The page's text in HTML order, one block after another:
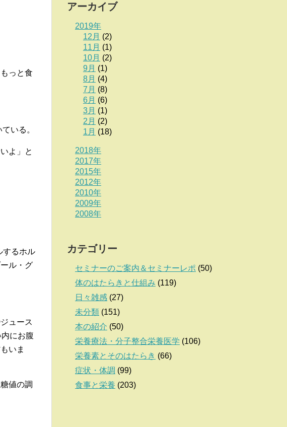
っと食
いる。
よ」と
するホル
ル・グ
ュース
にお腹
いま
値の調
アーカイブ
2019年
12月 (2)
11月 (1)
10月 (2)
9月 (1)
8月 (4)
7月 (8)
6月 (6)
3月 (1)
2月 (2)
1月 (18)
2018年
2017年
2015年
2012年
2010年
2009年
2008年
カテゴリー
セミナーのご案内＆セミナーレポ (50)
体のはたらきと仕組み (119)
日々雑感 (27)
未分類 (151)
本の紹介 (50)
栄養療法・分子整合栄養医学 (106)
栄養素とそのはたらき (66)
症状・体調 (99)
食事と栄養 (203)